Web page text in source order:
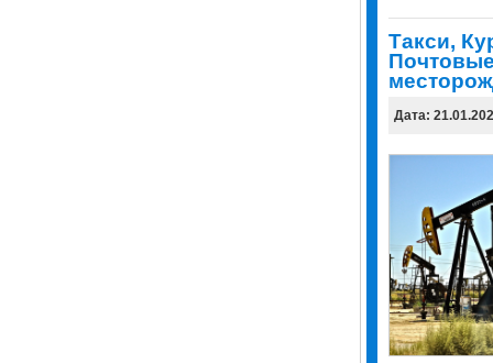
Tакси,
Дата: